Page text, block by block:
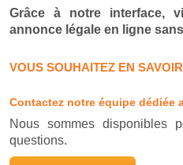
Grâce à notre interface,
annonce légale en ligne
VOUS SOUHAITEZ EN
Contactez notre équipe dédiée
Nous sommes disponibles
questions.